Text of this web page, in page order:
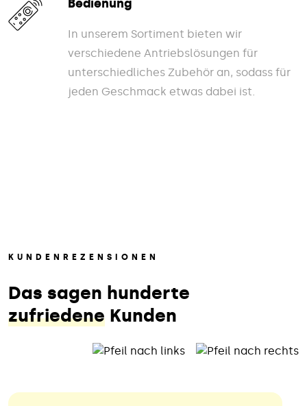
Bedienung
In unserem Sortiment bieten wir
verschiedene Antriebslösungen für
unterschiedliches Zubehör an, sodass für
jeden Geschmack etwas dabei ist.
KUNDENREZENSIONEN
Das sagen hunderte
zufriedene Kunden